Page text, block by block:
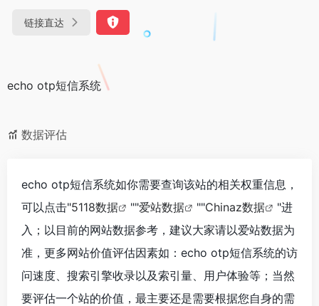
链接直达
echo otp短信系统
数据评估
echo otp短信系统如你需要查询该站的相关权重信息，
可以点击"5118数据 ""爱站数据 ""Chinaz数据
"进
入；以目前的网站数据参考，建议大家请以爱站数据为
准，更多网站价值评估因素如：echo otp短信系统的访
问速度、搜索引擎收录以及索引量、用户体验等；当然
要评估一个站的价值，最主要还是需要根据您自身的需